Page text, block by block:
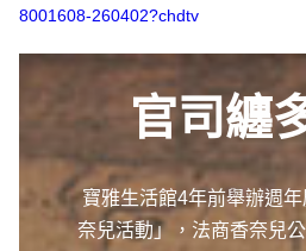
8001608-260402?chdtv
官司纏
寶雅生活館4年前舉辦週
奈兒活動」，法商香奈兒